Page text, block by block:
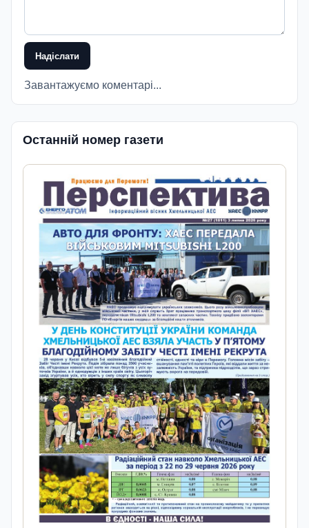
Надіслати
Завантажуємо коментарі...
Останній номер газети